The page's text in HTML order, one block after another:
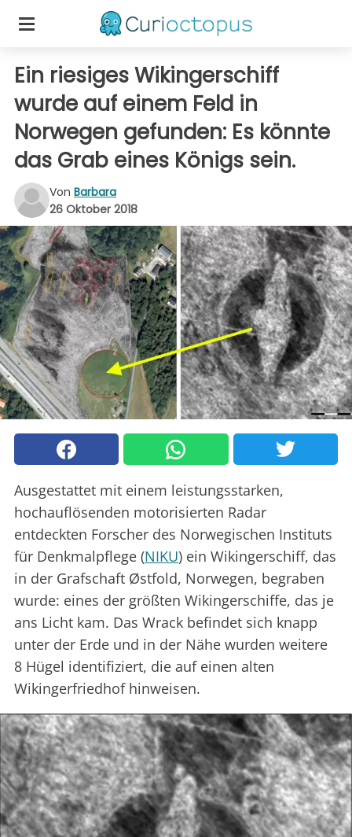
Ein riesiges Wikingerschiff
wurde auf einem Feld in
Norwegen gefunden: Es könnte
das Grab eines Königs sein.
Von Barbara
26 Oktober 2018
Ausgestattet mit einem leistungsstarken,
hochauflösenden motorisierten Radar
entdeckten Forscher des Norwegischen Instituts
für Denkmalpflege (NIKU) ein Wikingerschiff, das
in der Grafschaft Østfold, Norwegen, begraben
wurde: eines der größten Wikingerschiffe, das je
ans Licht kam. Das Wrack befindet sich knapp
unter der Erde und in der Nähe wurden weitere
8 Hügel identifiziert, die auf einen alten
Wikingerfriedhof hinweisen.